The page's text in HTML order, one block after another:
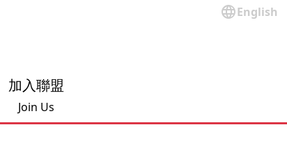
languageEnglish
加入聯盟
Join Us